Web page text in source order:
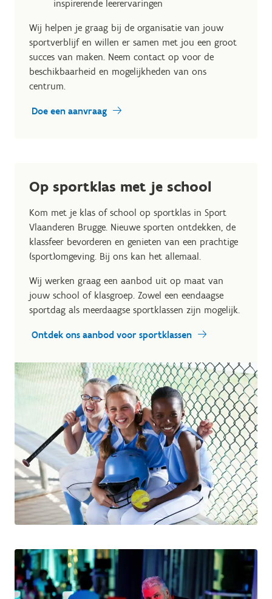
inspirerende leerervaringen
Wij helpen je graag bij de organisatie van jouw
sportverblijf en willen er samen met jou een groot
succes van maken. Neem contact op voor de
beschikbaarheid en mogelijkheden van ons
centrum.
Doe een aanvraag
Op sportklas met je school
Kom met je klas of school op sportklas in Sport
Vlaanderen Brugge. Nieuwe sporten ontdekken, de
klassfeer bevorderen en genieten van een prachtige
(sport)omgeving. Bij ons kan het allemaal.
Wij werken graag een aanbod uit op maat van
jouw school of klasgroep. Zowel een eendaagse
sportdag als meerdaagse sportklassen zijn mogelijk.
Ontdek ons aanbod voor sportklassen